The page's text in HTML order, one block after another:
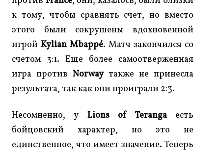
к тому, чтобы сравнять счет, но вместо
этого были сокрушены вдохновенной
игрой Kylian Mbappé. Матч закончился со
счетом 3:1. Еще более самоотверженная
игра против Norwayтакже не принесла
результата, так как они проиграли 2:3.
Несомненно, у Lions of Terangaесть
бойцовский характер, но это не
единственное, что имеет значение. Теперь